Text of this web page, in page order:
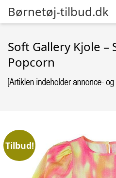
Børnetøj-tilbud.dk
Soft Gallery Kjole –
Popcorn
Tilbud!